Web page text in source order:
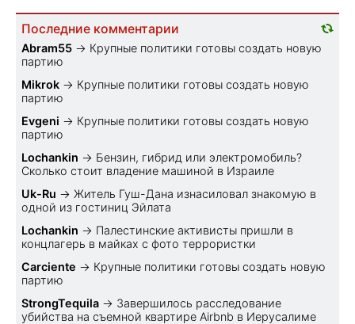
Последние комментарии
Abram55 → Крупные политики готовы создать новую
партию
Mikrok → Крупные политики готовы создать новую
партию
Evgeni → Крупные политики готовы создать новую
партию
Lochankin → Бензин, гибрид или электромобиль?
Cколько стоит владение машиной в Израиле
Uk-Ru → Житель Гуш-Дана изнасиловал знакомую в
одной из гостиниц Эйлата
Lochankin → Палестинские активисты пришли в
концлагерь в майках с фото террористки
Carciente → Крупные политики готовы создать новую
партию
StrongTequila → Завершилось расследование
убийства на съемной квартире Airbnb в Иерусалиме